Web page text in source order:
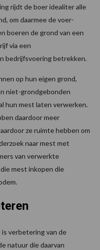
rijdt de boer idealiter alle
om daarmee de voer-
boeren de grond van een
via een
bedrijfsvoering betrekken.
op hun eigen grond,
niet-grondgebonden
hun mest laten verwerken.
daardoor meer
ze ruimte hebben om
naar mest met
van verwerkte
mest inkopen die
verbetering van de
natuur die daarvan